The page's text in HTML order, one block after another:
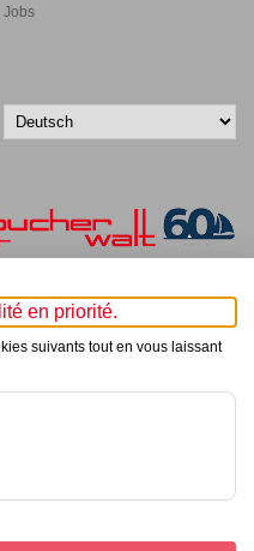
Jobs
dich für unseren Newsletter an!
Alle Rechte vorbehalten
hsolutions.ch
en priorité.
suivants tout en vous laissant